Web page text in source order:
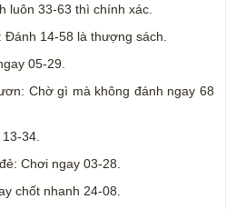
luôn 33-63 thì chính xác.
14-58 là thượng sách.
05-29.
Chờ gì mà không đánh ngay 68
34.
Chơi ngay 03-28.
chốt nhanh 24-08.